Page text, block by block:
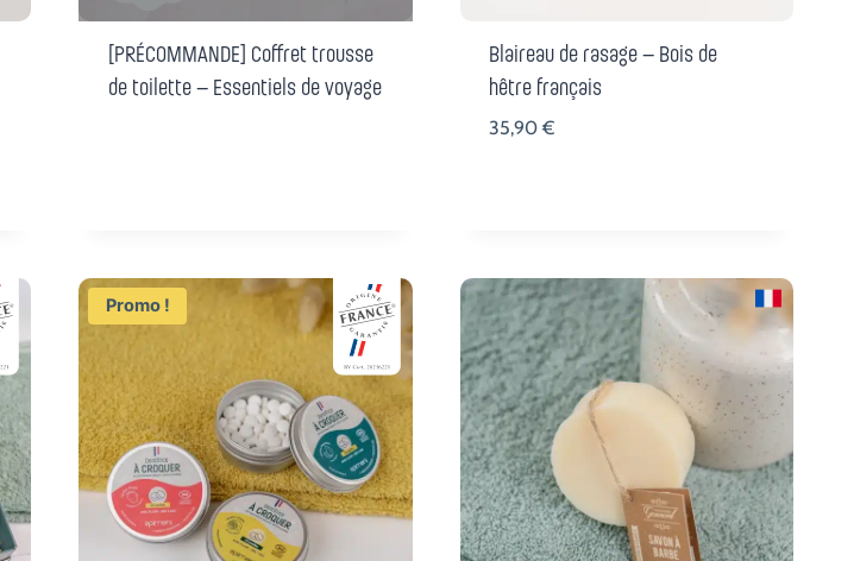
[PRÉCOMMANDE] Coffret trousse
de toilette – Essentiels de voyage
Blaireau de rasage – Bois de
hêtre français
35,90€
Promo !